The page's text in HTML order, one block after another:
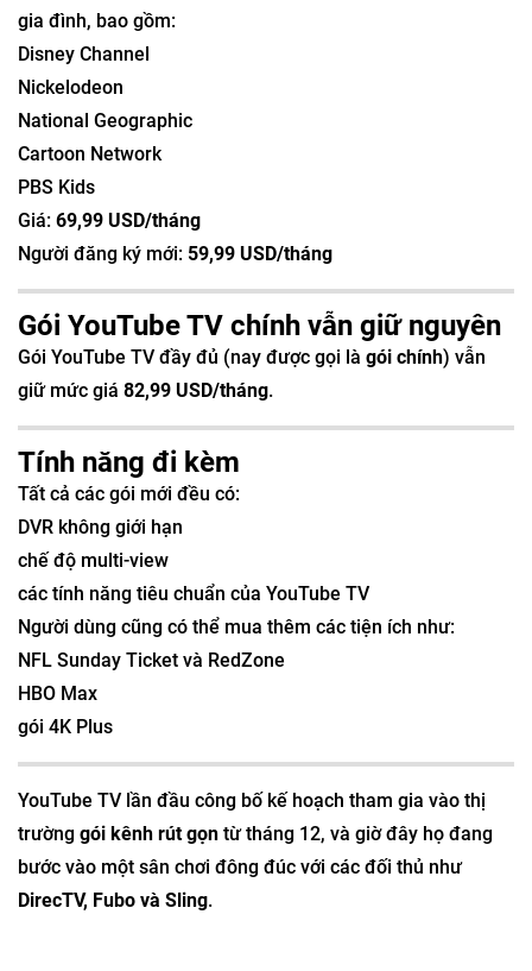
gia đình, bao gồm:
Disney Channel
Nickelodeon
National Geographic
Cartoon Network
PBS Kids
Giá: 69,99 USD/tháng
Người đăng ký mới: 59,99 USD/tháng
Gói YouTube TV chính vẫn giữ nguyên
Gói YouTube TV đầy đủ (nay được gọi là gói chính) vẫn
giữ mức giá 82,99 USD/tháng.
Tính năng đi kèm
Tất cả các gói mới đều có:
DVR không giới hạn
chế độ multi-view
các tính năng tiêu chuẩn của YouTube TV
Người dùng cũng có thể mua thêm các tiện ích như:
NFL Sunday Ticket và RedZone
HBO Max
gói 4K Plus
YouTube TV lần đầu công bố kế hoạch tham gia vào thị
trường gói kênh rút gọn từ tháng 12, và giờ đây họ đang
bước vào một sân chơi đông đúc với các đối thủ như
DirecTV, Fubo và Sling.